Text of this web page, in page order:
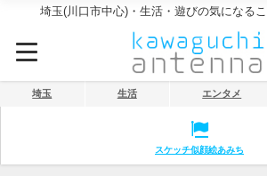
埼玉(川口市中心)・生活・遊びの気になる
埼玉 生活 エンタメ
スケッチ似顔絵あみち